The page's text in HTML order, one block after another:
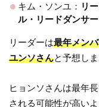
キム・ソンユ： リ
ル・リードダンサー
リーダーは最年メン
ユンソさんと予想しま
ヒョンソさんは最年
される可能性が高い